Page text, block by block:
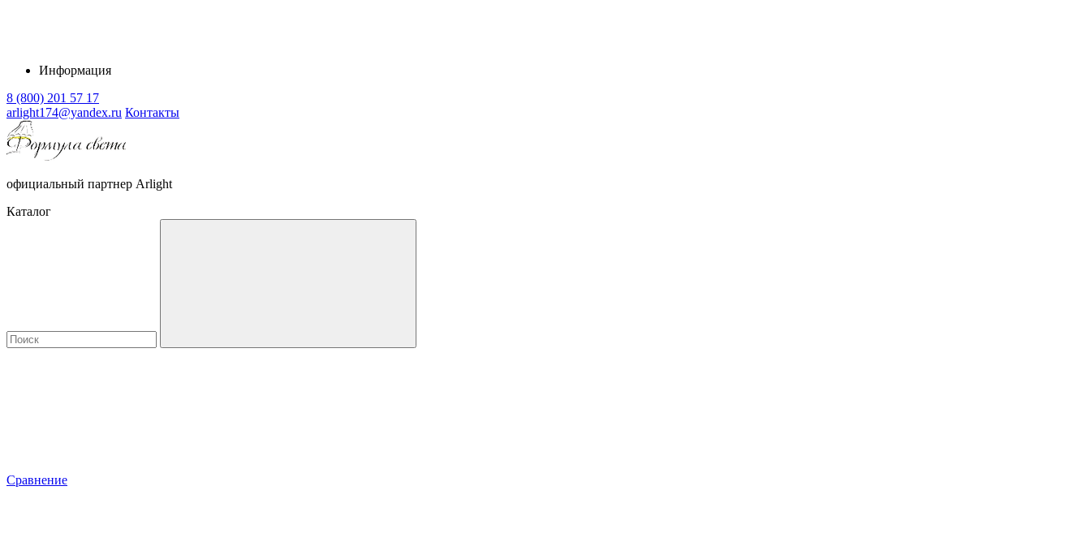
Информация
8 (800) 201 57 17
arlight174@yandex.ru Контакты
официальный партнер Arlight
Каталог
Сравнение